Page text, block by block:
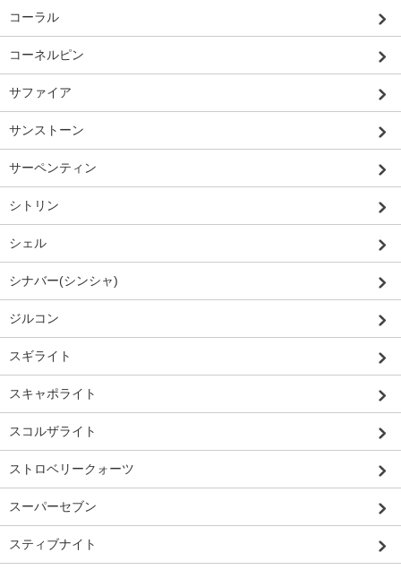
コーラル
コーネルピン
サファイア
サンストーン
サーペンティン
シトリン
シェル
シナバー(シンシャ)
ジルコン
スギライト
スキャポライト
スコルザライト
ストロベリークォーツ
スーパーセブン
スティブナイト